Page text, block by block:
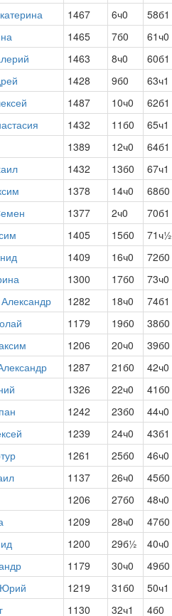
1467 6ч0 58б1
1465 7б0 61ч0
1463 8ч0 60б1
1428 9б0 63ч1
1487 10ч0 62б1
1432 11б0 65ч1
1389 12ч0 64б1
1432 13б0 67ч1
1378 14ч0 68б0
1377 2ч0 70б1
1405 15б0 71ч½
1409 16ч0 72б0
1300 17б0 73ч0
1282 18ч0 74б1
1179 19б0 38б0
1206 20ч0 39б0
1287 21б0 42ч0
1326 22ч0 41б0
1242 23б0 44ч0
1239 24ч0 43б1
1261 25б0 46ч0
1137 26ч0 45б0
1206 27б0 48ч0
1209 28ч0 47б0
1200 29б½ 40ч0
1179 30ч0 49б0
1219 31б0 50ч1
1130 32ч1 4б0